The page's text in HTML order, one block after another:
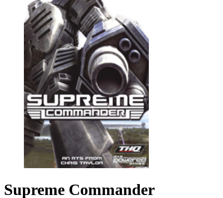
Supreme Commander